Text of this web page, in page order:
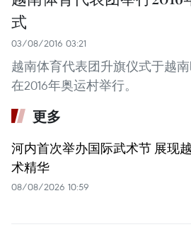
式
03/08/2016 03:21
越南体育代表团升旗仪式于越
在2016年奥运村举行。
更多
河内首次举办国际武术节 展现
术精华
08/08/2026 10:59